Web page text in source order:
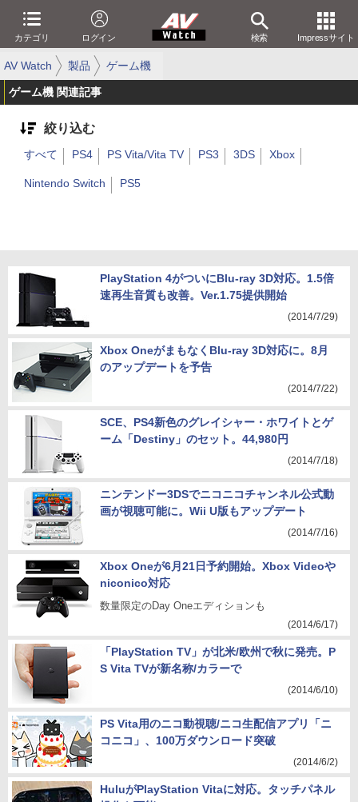
カテゴリ ログイン 検索 Impressサイト
AV Watch 製品 ゲーム機
ゲーム機 関連記事
絞り込む
すべて PS4 PS Vita/Vita TV PS3 3DS Xbox
Nintendo Switch PS5
PlayStation 4がついにBlu-ray 3D対応。1.5倍
速再生音質も改善。Ver.1.75提供開始
(2014/7/29)
Xbox OneがまもなくBlu-ray 3D対応に。8月
のアップデートを予告
(2014/7/22)
SCE、PS4新色のグレイシャー・ホワイトとゲ
ーム「Destiny」のセット。44,980円
(2014/7/18)
ニンテンドー3DSでニコニコチャンネル公式動
画が視聴可能に。Wii U版もアップデート
(2014/7/16)
Xbox Oneが6月21日予約開始。Xbox Videoや
niconico対応
数量限定のDay Oneエディションも
(2014/6/17)
「PlayStation TV」が北米/欧州で秋に発売。P
S Vita TVが新名称/カラーで
(2014/6/10)
PS Vita用のニコ動視聴/ニコ生配信アプリ「ニ
コニコ」、100万ダウンロード突破
(2014/6/2)
HuluがPlayStation Vitaに対応。タッチパネル